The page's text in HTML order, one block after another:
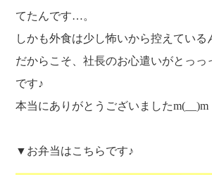
てたんです…。
しかも外食は少し怖いから控えている
だからこそ、社長のお心遣いがとっっ
です♪
本当にありがとうございましたm(__)m
▼お弁当はこちらです♪